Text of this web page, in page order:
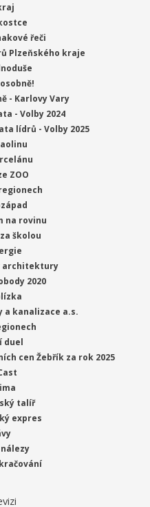
řeči
Plzeňského kraje
- Karlovy Vary
- Volby 2024
lídrů - Volby 2025
ZOO
na rovinu
školou
architektury
2020
a kanalizace a.s.
duel
cen Žebřík za rok 2025
talíř
expres